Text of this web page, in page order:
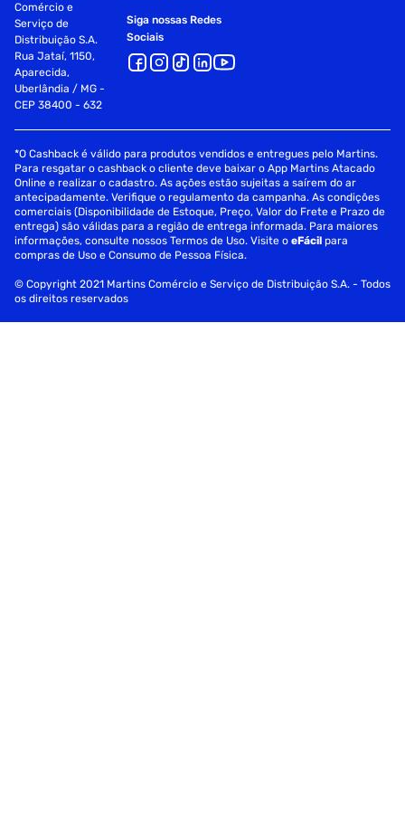
Comércio e
Serviço de
Distribuição S.A.
Rua Jataí, 1150,
Aparecida,
Uberlândia / MG -
CEP 38400 - 632
Siga nossas Redes
Sociais
*O Cashback é válido para produtos vendidos e entregues pelo Martins.
Para resgatar o cashback o cliente deve baixar o App Martins Atacado
Online e realizar o cadastro. As ações estão sujeitas a saírem do ar
antecipadamente. Verifique o regulamento da campanha. As condições
comerciais (Disponibilidade de Estoque, Preço, Valor do Frete e Prazo de
entrega) são válidas para a região de entrega informada. Para maiores
informações, consulte nossos Termos de Uso. Visite oeFácil para
compras de Uso e Consumo de Pessoa Física.
© Copyright 2021 Martins Comércio e Serviço de Distribuição S.A. - Todos
os direitos reservados